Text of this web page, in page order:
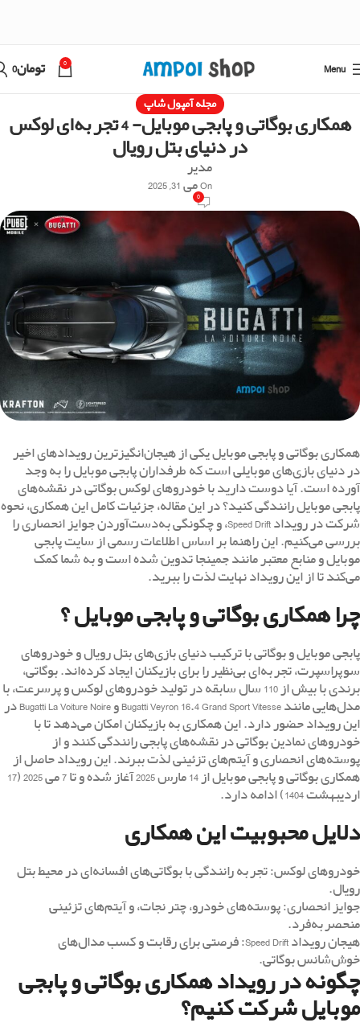
Menu
0 تومان0
مجله آمپول شاپ
همکاری بوگاتی و پابجی موبایل- 4 تجربه‌ای لوکس
در دنیای بتل رویال
مدیر
On می 31, 2025
0
همکاری بوگاتی و پابجی موبایل یکی از هیجان‌انگیزترین رویدادهای اخیر
در دنیای بازی‌های موبایلی است که طرفداران پابجی موبایل را به وجد
آورده است. آیا دوست دارید با خودروهای لوکس بوگاتی در نقشه‌های
پابجی موبایل رانندگی کنید؟ در این مقاله، جزئیات کامل این همکاری، نحوه
شرکت در رویداد Speed Drift، و چگونگی به‌دست‌آوردن جوایز انحصاری را
بررسی می‌کنیم. این راهنما بر اساس اطلاعات رسمی از سایت پابجی
موبایل و منابع معتبر مانند جمینجا تدوین شده است و به شما کمک
می‌کند تا از این رویداد نهایت لذت را ببرید.
چرا همکاری بوگاتی و پابجی موبایل ؟
پابجی موبایل و بوگاتی با ترکیب دنیای بازی‌های بتل رویال و خودروهای
سوپراسپرت، تجربه‌ای بی‌نظیر را برای بازیکنان ایجاد کرده‌اند. بوگاتی،
برندی با بیش از 110 سال سابقه در تولید خودروهای لوکس و پرسرعت، با
مدل‌هایی مانند Bugatti Veyron 16.4 Grand Sport Vitesse و Bugatti La Voiture Noire در
این رویداد حضور دارد. این همکاری به بازیکنان امکان می‌دهد تا با
خودروهای نمادین بوگاتی در نقشه‌های پابجی رانندگی کنند و از
پوسته‌های انحصاری و آیتم‌های تزئینی لذت ببرند. این رویداد حاصل از
همکاری بوگاتی و پابجی موبایل از 14 مارس 2025 آغاز شده و تا 7 می 2025 (17
اردیبهشت 1404) ادامه دارد.
دلایل محبوبیت این همکاری
خودروهای لوکس: تجربه رانندگی با بوگاتی‌های افسانه‌ای در محیط بتل
رویال.
جوایز انحصاری: پوسته‌های خودرو، چتر نجات، و آیتم‌های تزئینی
منحصربه‌فرد.
هیجان رویداد Speed Drift: فرصتی برای رقابت و کسب مدال‌های
خوش‌شانس بوگاتی.
چگونه در رویداد همکاری بوگاتی و پابجی
موبایل شرکت کنیم؟